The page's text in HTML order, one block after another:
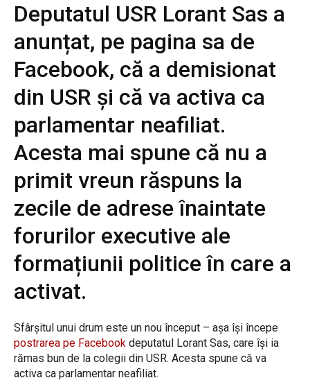
Deputatul USR Lorant Sas a
anunțat, pe pagina sa de
Facebook, că a demisionat
din USR și că va activa ca
parlamentar neafiliat.
Acesta mai spune că nu a
primit vreun răspuns la
zecile de adrese înaintate
forurilor executive ale
formațiunii politice în care a
activat.
Sfârșitul unui drum este un nou început – așa își începe
postrarea pe Facebook deputatul Lorant Sas, care își ia
rămas bun de la colegii din USR. Acesta spune că va
activa ca parlamentar neafiliat.